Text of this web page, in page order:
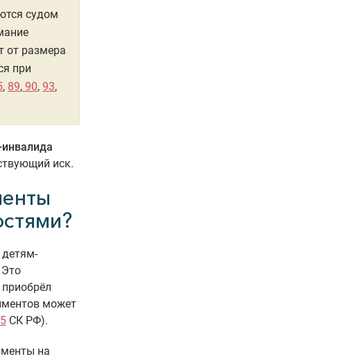
судом
от размера
при
, 89, 90, 93,
иск.
может
СК РФ).
на